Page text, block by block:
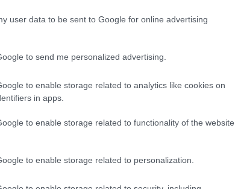
user data to be sent to Google for online advertising
to send me personalized advertising.
to enable storage related to analytics like cookies on
in apps.
to enable storage related to functionality of the website
to enable storage related to personalization.